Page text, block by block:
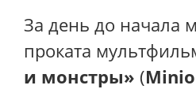
За день до начала
проката
и монстры» (